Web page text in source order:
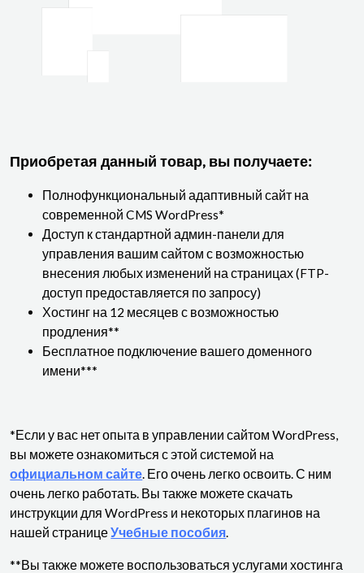
Приобретая данный товар, вы получаете:
Полнофункциональный адаптивный сайт на
современной CMS WordPress*
Доступ к стандартной админ-панели для
управления вашим сайтом с возможностью
внесения любых изменений на страницах (FTP-
доступ предоставляется по запросу)
Хостинг на 12 месяцев с возможностью
продления**
Бесплатное подключение вашего доменного
имени***
*Если у вас нет опыта в управлении сайтом WordPress,
вы можете ознакомиться с этой системой на
официальном сайте. Его очень легко освоить. С ним
очень легко работать. Вы также можете скачать
инструкции для WordPress и некоторых плагинов на
нашей страницеУчебные пособия.
**Вы также можете воспользоваться услугами хостинга